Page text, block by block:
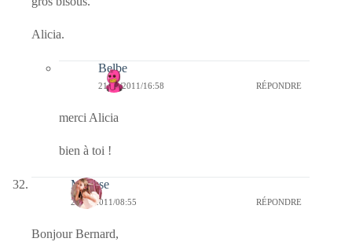
Alicia.
Belbe
21/02/2011/16:58 RÉPONDRE
merci Alicia
bien à toi !
Mousse
21/02/2011/08:55 RÉPONDRE
Bonjour Bernard,